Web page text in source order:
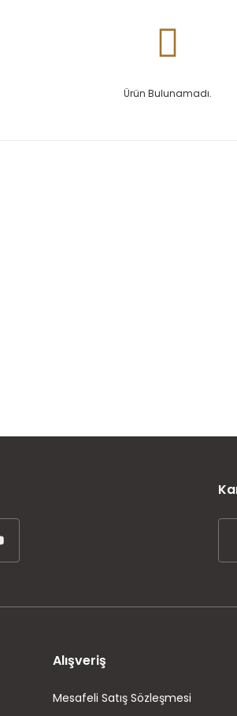
Ürün Bulunamadı.
Alışveriş
Mesafeli Satış Sözleşmesi